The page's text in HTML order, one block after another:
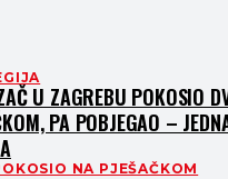
U ZAGREBU POKOSIO
PA POBJEGAO –
NA PJEŠAČKOM